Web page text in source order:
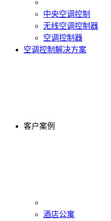
中央空调控制
无线空调控制器
空调控制器
空调控制解决方案
客户案例
酒店公寓